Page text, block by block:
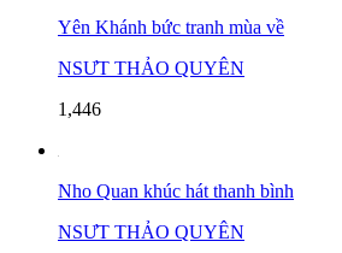
Yên Khánh bức tranh mùa về
NSƯT THẢO QUYÊN
1,446
Nho Quan khúc hát thanh bình
NSƯT THẢO QUYÊN